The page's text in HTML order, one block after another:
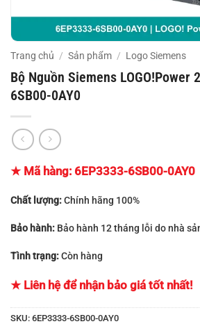
Trang chủ / Sản phẩm / Logo Siemens
Bộ Nguồn Siemens LOGO!Power
6SB00-0AY0
★ Mã hàng: 6EP3333-6SB00-0AY0
Chất lượng:Chính hãng 100%
Bảo hành: Bảo hành 12 tháng lỗi do nhà
Tình trạng:Còn hàng
★ Liên hệ để nhận bảo giá tốt nhất!
SKU: 6EP3333-6SB00-0AY0